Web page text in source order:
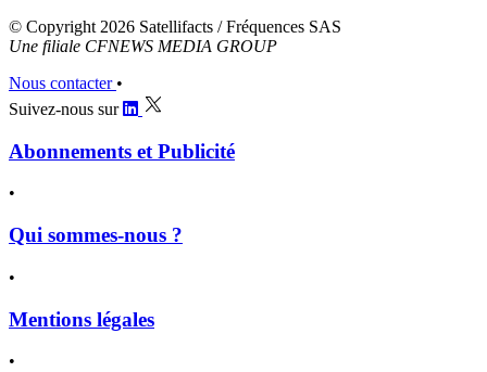
© Copyright 2026 Satellifacts / Fréquences SAS
Une filiale CFNEWS MEDIA GROUP
Nous contacter •
Suivez-nous sur
Abonnements et Publicité
•
Qui sommes-nous ?
•
Mentions légales
•